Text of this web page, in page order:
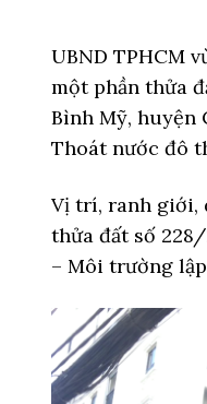
UBND TPHCM
một phần thửa
Bình Mỹ, huyện
Thoát nước đô
Vị trí, ranh giới,
thửa đất số
– Môi trường lập